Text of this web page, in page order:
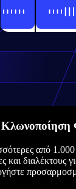
από
διαλέκτους